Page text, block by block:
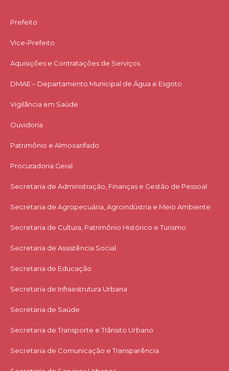
Prefeito
Vice-Prefeito
Aquisições e Contratações de Serviços​
DMAE – Departamento Municipal de Água e Esgoto
Vigilância em Saúde
Ouvidoria
Patrimônio e Almoxarifado
Procuradoria Geral
Secretaria de Administração, Finanças e Gestão de Pessoal
Secretaria de Agropecuária, Agroindústria e Meio Ambiente
Secretaria de Cultura, Patrimônio Histórico e Turismo
Secretaria de Assistência Social
Secretaria de Educação
Secretaria de Infraestrutura Urbana
Secretaria de Saúde
Secretaria de Transporte e Trânsito Urbano
Secretaria de Comunicação e Transparência